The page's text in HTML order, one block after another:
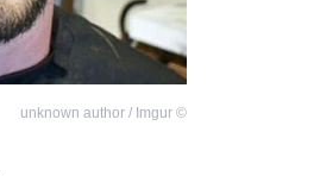
©
unknown author / Imgur